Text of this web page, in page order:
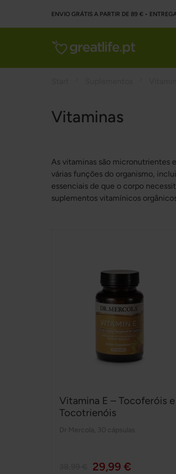
ENVIO GRÁTIS A PARTIR DE 89 € •
Vitaminas
As vitaminas são micronutrientes
várias funções do organismo,
essenciais de que o corpo
suplementos vitamínicos
Vitamina E – Tocoferóis e
Tocotrienóis
Dr Mercola 30 cápsulas
29,99 €